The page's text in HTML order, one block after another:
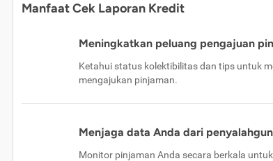
Manfaat Cek Laporan Kredit
Meningkatkan peluang pengajuan
Ketahui status kolektibilitas dan tips untuk
mengajukan pinjaman.
Menjaga data Anda dari
Monitor pinjaman Anda secara berkala